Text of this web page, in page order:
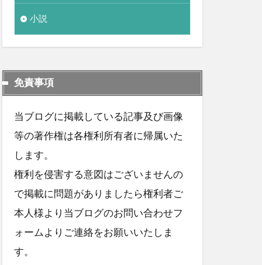
小説
免責事項
当ブログに掲載している記事及び画像
等の著作権は各権利所有者に帰属いた
します。
権利を侵害する意図はございませんの
で掲載に問題がありましたら権利者ご
本人様より当ブログのお問い合わせフ
ォームよりご連絡をお願いいたしま
す。